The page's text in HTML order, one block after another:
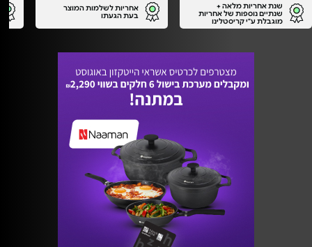
שנת אחריות מלאה +
שנתיים נוספות של אחריות
מוגבלת ע"י קריסטלינו
היבואן הרישמי
אחריות לשלמות המוצר
בעת הגעתו